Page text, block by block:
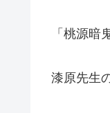
「桃源暗
漆原先生